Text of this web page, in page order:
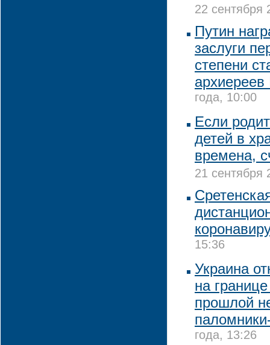
22 сентября
Путин
заслуги
степени
года, 10:00
Если
детей в
времена,
21 сентября
15:36
Украина
на
прошлой
года, 13:26